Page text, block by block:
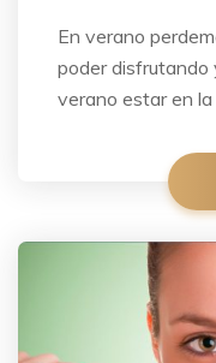
En verano
poder disfrutando
verano estar en